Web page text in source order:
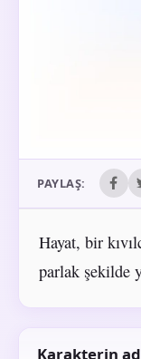
PAYLAŞ:
Hayat, bir
parlak şekilde
Karakterin